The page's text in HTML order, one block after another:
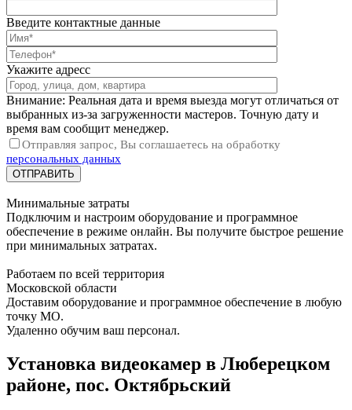
Введите контактные данные
Укажите адресс
Внимание: Реальная дата и время выезда могут отличаться от
выбранных из-за загруженности мастеров. Точную дату и
время вам сообщит менеджер.
Отправляя запрос, Вы соглашаетесь на обработку
персональных данных
Минимальные затраты
Подключим и настроим оборудование и программное
обеспечение в режиме онлайн. Вы получите быстрое решение
при минимальных затратах.
Работаем по всей территория
Московской области
Доставим оборудование и программное обеспечение в любую
точку МО.
Удаленно обучим ваш персонал.
Установка видеокамер в Люберецком
районе, пос. Октябрьский